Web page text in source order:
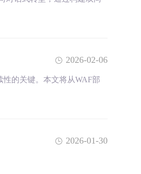
2026-02-06
的关键。本文将从WAF部
2026-01-30